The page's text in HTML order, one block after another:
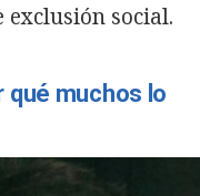
exclusión social.
qué muchos lo